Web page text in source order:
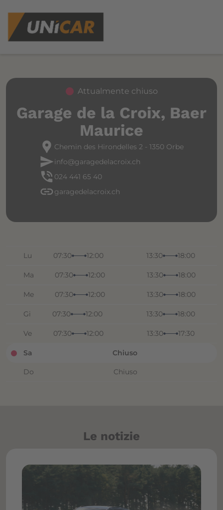
Attualmente chiuso
Garage de la Croix, Baer
Maurice
location_pin Chemin des Hirondelles 2 - 1350 Orbe
sendinfo@garagedelacroix.ch
phone_in_talk 024 441 65 40
link garagedelacroix.ch
Lu 07:30 12:00 13:30 18:00
Ma 07:30 12:00 13:30 18:00
Me 07:30 12:00 13:30 18:00
Gi 07:30 12:00 13:30 18:00
Ve 07:30 12:00 13:30 17:30
Sa Chiuso
Do Chiuso
Le notizie